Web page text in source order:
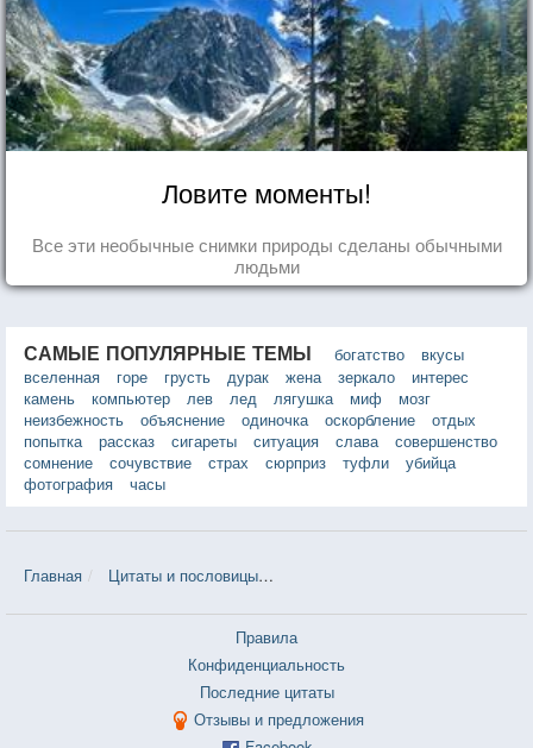
Ловите моменты!
Все эти необычные снимки природы сделаны обычными
людьми
САМЫЕ ПОПУЛЯРНЫЕ ТЕМЫ богатство
вкусы
вселенная
горе грусть дурак жена зеркало
интерес
камень
компьютер лев лед лягушка миф
мозг
неизбежность
объяснение одиночка оскорбление
отдых
попытка
рассказ сигареты ситуация слава
совершенство
сомнение
сочувствие страх сюрприз туфли
убийца
фотография
часы
Главная Цитаты и пословицы
Правила
Конфиденциальность
Последние цитаты
Отзывы и предложения